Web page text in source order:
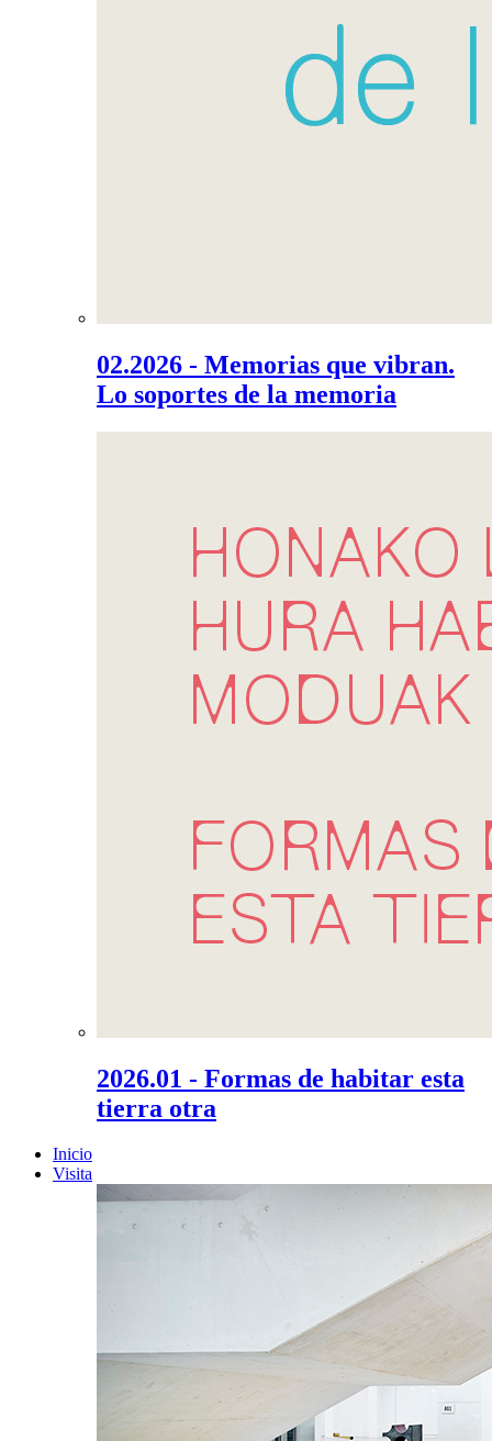
02.2026 - Memorias que vibran.
Lo soportes de la memoria
2026.01 - Formas de habitar esta
tierra otra
Inicio
Visita